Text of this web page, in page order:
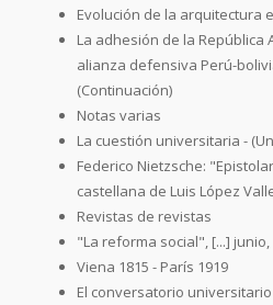
Evolución de la arquitectura
La adhesión de la República
alianza defensiva Perú-
(Continuación)
Notas varias
La cuestión universitaria -
Federico Nietzsche:
castellana de Luis López
Revistas de revistas
"La reforma social", [...] junio,
Viena 1815 - París 1919
El conversatorio universitario